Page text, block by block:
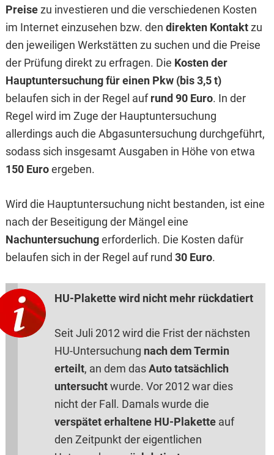
Preisezu investieren und die verschiedenen Kosten
im Internet einzusehen bzw. den direkten Kontaktzu
den jeweiligen Werkstätten zu suchen und die Preise
der Prüfung direkt zu erfragen. Die Kosten der
Hauptuntersuchung für einen Pkw (bis 3,5 t)
belaufen sich in der Regel aufrund 90 Euro. In der
Regel wird im Zuge der Hauptuntersuchung
allerdings auch die Abgasuntersuchung durchgeführt,
sodass sich insgesamt Ausgaben in Höhe von etwa
150 Euroergeben.
Wird die Hauptuntersuchung nicht bestanden, ist eine
nach der Beseitigung der Mängel eine
Nachuntersuchungerforderlich. Die Kosten dafür
belaufen sich in der Regel auf rund 30 Euro.
HU-Plakette wird nicht mehr rückdatiert
Seit Juli 2012 wird die Frist der nächsten
HU-Untersuchung nach dem Termin
erteilt, an dem dasAuto tatsächlich
untersuchtwurde. Vor 2012 war dies
nicht der Fall. Damals wurde die
verspätet erhaltene HU-Plaketteauf
den Zeitpunkt der eigentlichen